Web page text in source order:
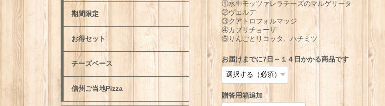
期間限定
お得セット
チーズベース
信州ご当地Pizza
①水牛モッツァレラチーズのマルゲリータ
②ヴェルデ
③クアトロフォルマッジ
④カプリチョーザ
⑤りんごとリコッタ、ハチミツ
お届けまでに7日～１４日かかる商品です
贈答用箱追加